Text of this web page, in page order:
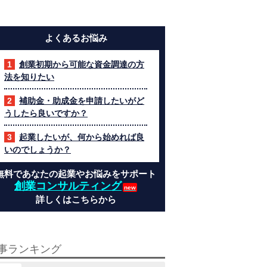
よくあるお悩み
創業初期から可能な資金調達の方
法を知りたい
補助金・助成金を申請したいがど
うしたら良いですか？
起業したいが、何から始めれば良
いのでしょうか？
料であなたの起業やお悩みをサポート
創業コンサルティング
詳しくはこちらから
ランキング